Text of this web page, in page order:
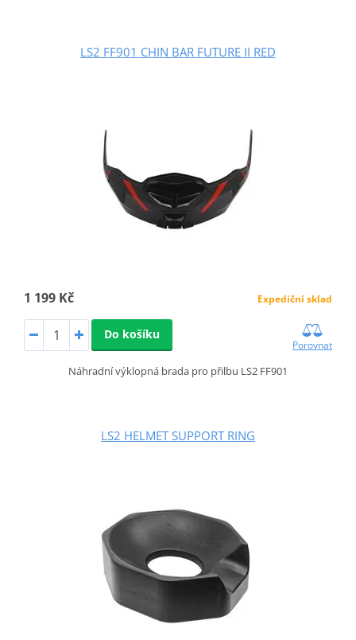
LS2 FF901 CHIN BAR FUTURE II RED
1 199 Kč Expediční sklad
Do košíku
Porovnat
Náhradní výklopná brada pro přilbu LS2 FF901
LS2 HELMET SUPPORT RING